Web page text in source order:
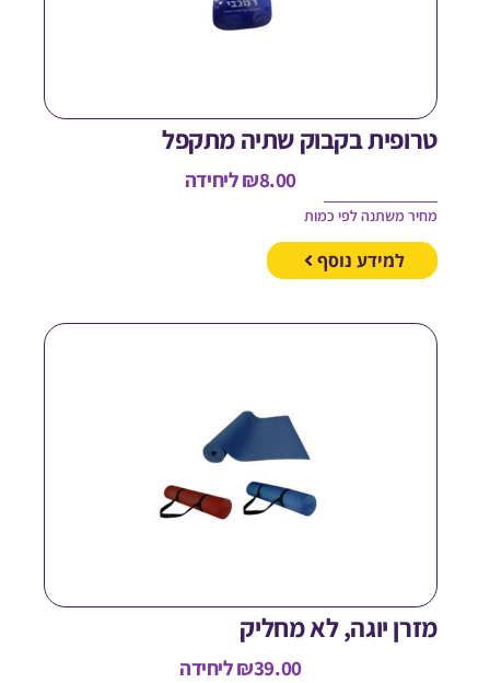
בקבוק שתיה מתקפל
ליחידה
משתנה לפי כמות
למידע נוסף
יוגה, לא מחליק
₪ליחידה